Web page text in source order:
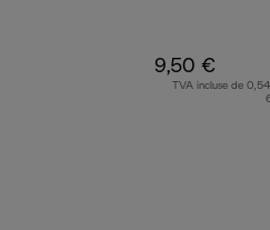
9,50 €
TVA incluse de